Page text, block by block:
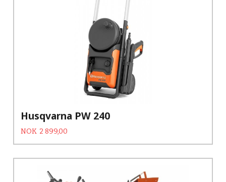
Husqvarna PW 240
Tilbud
NOK 2 899,00Rabatt